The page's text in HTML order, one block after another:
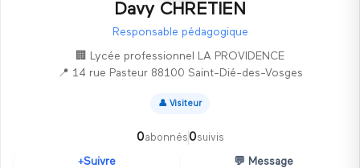
Davy CHRETIEN
Responsable pédagogique
🏢
Lycée professionnel LA PROVIDENCE
📍 14 rue Pasteur 88100 Saint-Dié-des-Vosges
👤 Visiteur
0abonnés0suivis
+Suivre 💬 Message